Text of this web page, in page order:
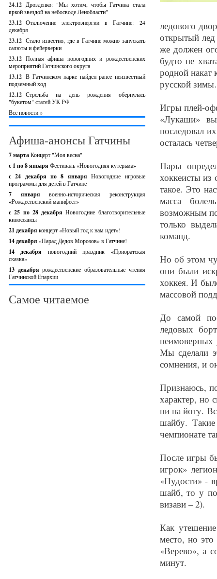
24.12 Дрозденко: "Мы хотим, чтобы Гатчина стала
яркой звездой на небосводе Ленобласти"
23.12 Отключение электроэнергии в Гатчине: 24
декабря
23.12 Стало известно, где в Гатчине можно запускать
салюты и фейерверки
23.12 Полная афиша новогодних и рождественских
мероприятий Гатчинского округа
13.12 В Гатчинском парке найден ранее неизвестный
подземный ход
12.12 Стрельба на день рождения обернулась
"букетом" статей УК РФ
Все новости »
Афиша-анонсы Гатчины
7 мартаКонцерт "Моя весна"
с 1 по 8 января Фестиваль «Новогодняя кутерьма»
с 24 декабря по 8 январяНовогодние игровые
программы для детей в Гатчине
7 январявоенно-историческая реконструкция
«Рождественский манифест»
c 25 по 28 декабряНовогодние благотворительные
киносеансы
21 декабря концерт «Новый год к нам идет»!
14 декабря «Парад Дедов Морозов» в Гатчине!
14 декабря новогодний праздник «Приоратская
сказка»
13 декабрярождественские образовательные чтения
Гатчинской Епархии
Самое читаемое
ледового
открытый
же должен
будто не
родной накат
русской
Игры плей-
«Лукаши»
последовал
осталась
Пары
хоккеисты из
такое. Это
масса
возможным
только
команд.
Но об этом
они были
хоккея. И
массовой
До самой
ледовых
неимоверных
Мы сделали
сомнения, и
Признаюсь,
характер, но
ни на йоту.
шайбу.
чемпионате
После игры
игрок»
«Пудости» -
шайб, то у
визави – 2).
Как
место, но
«Верево», а
минут.